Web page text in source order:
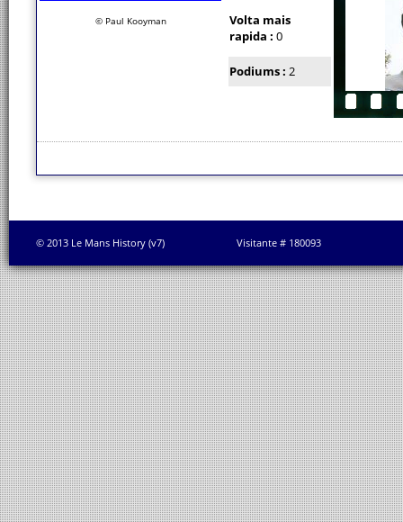
© Paul Kooyman
Volta mais
rapida : 0
Podiums : 2
© 2013 Le Mans History (v7) Visitante # 180093